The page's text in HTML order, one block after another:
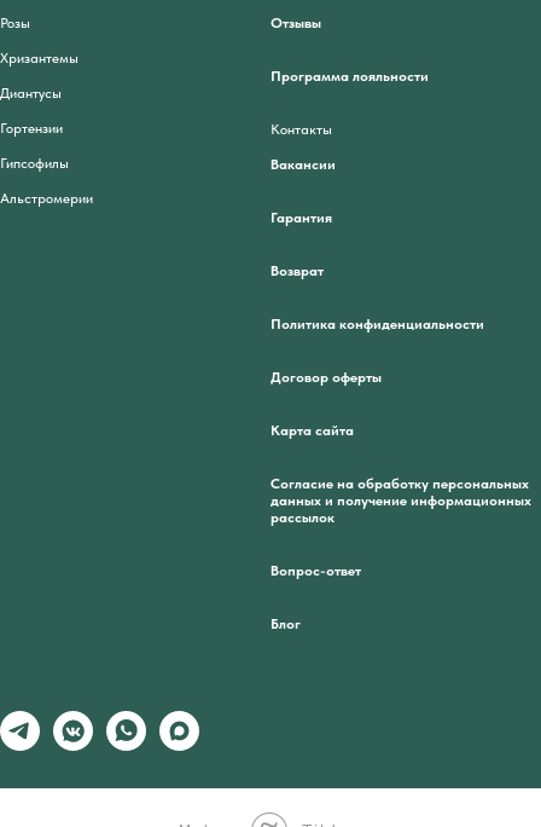
Розы
Хризантемы
Диантусы
Гортензии
Гипсофилы
Альстромерии
Отзывы
Программа лояльности
Контакты
Вакансии
Гарантия
Возврат
Политика конфиденциальности
Договор оферты
Карта сайта
Согласие на обработку персональных
данных и получение информационных
рассылок
Вопрос-ответ
Блог